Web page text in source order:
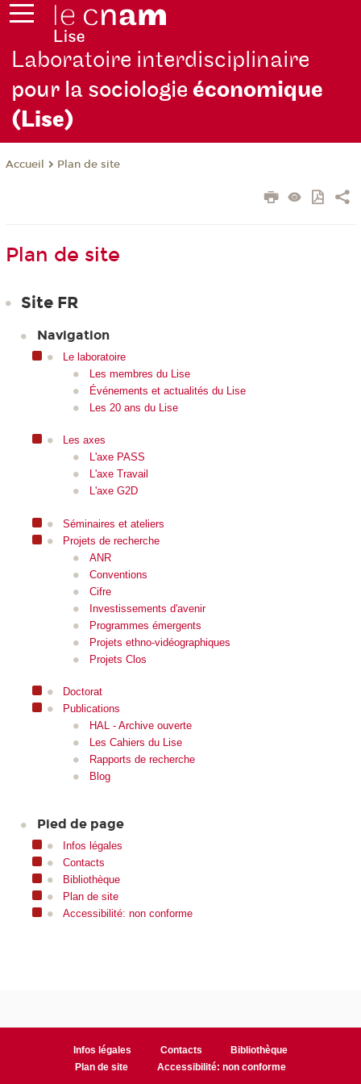
Laboratoire interdisciplinaire
pour la sociologieéconomique
(Lise)
Accueil Plan de site
Plan de site
Site FR
Navigation
Le laboratoire
Les membres du Lise
Événements et actualités du Lise
Les 20 ans du Lise
Les axes
L'axe PASS
L'axe Travail
L'axe G2D
Séminaires et ateliers
Projets de recherche
ANR
Conventions
Cifre
Investissements d'avenir
Programmes émergents
Projets ethno-vidéographiques
Projets Clos
Doctorat
Publications
HAL - Archive ouverte
Les Cahiers du Lise
Rapports de recherche
Blog
Pied de page
Infos légales
Contacts
Bibliothèque
Plan de site
Accessibilité: non conforme
Infos légales Contacts
Bibliothèque
Plan de site
Accessibilité: non conforme